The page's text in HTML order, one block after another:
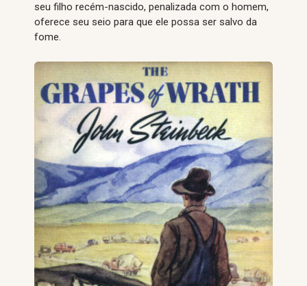
seu filho recém-nascido, penalizada com o homem,
oferece seu seio para que ele possa ser salvo da
fome.